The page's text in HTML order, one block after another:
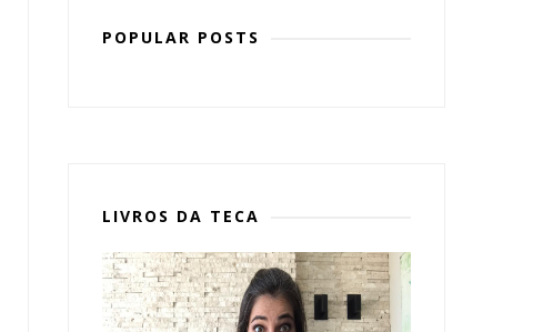
POPULAR POSTS
LIVROS DA TECA